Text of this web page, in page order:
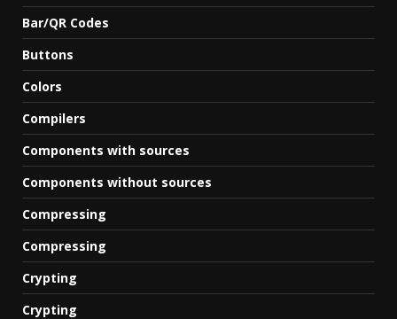
Bar/QR Codes
Buttons
Colors
Compilers
Components with sources
Components without sources
Compressing
Compressing
Crypting
Crypting